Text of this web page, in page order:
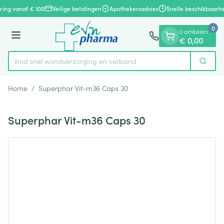
Ga naar de inhoud
1 van 1
vanaf € 100 Veilige betalingen Apothekersadvies Snelle
Menu
Product, merk, categorie...
Vind snel wondverzorging en verband Zoek
0 artikelen
€ 0,00
0
Home / Superphar Vit-m36 Caps 30
Superphar Vit-m36 Caps 30